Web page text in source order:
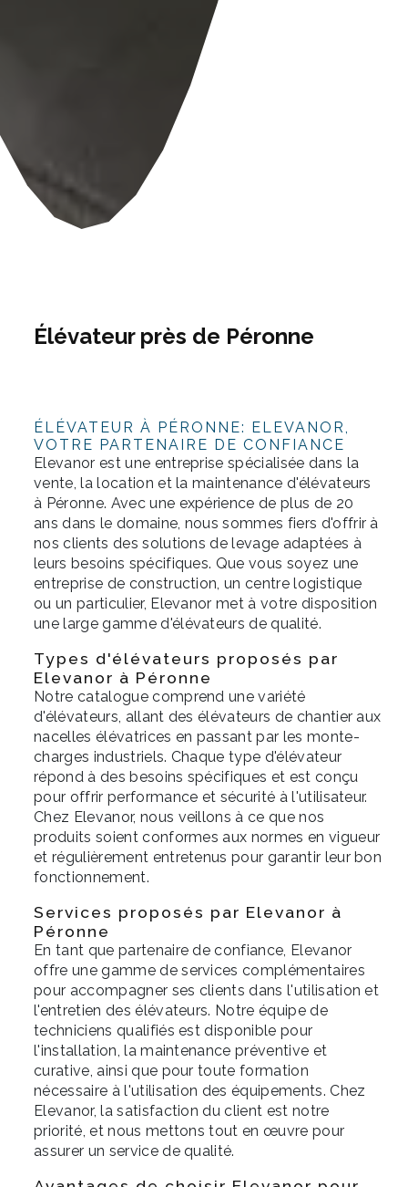
Élévateur près de Péronne
ÉLÉVATEUR À PÉRONNE: ELEVANOR,
VOTRE PARTENAIRE DE CONFIANCE
Elevanor est une entreprise spécialisée dans la
vente, la location et la maintenance d'élévateurs
à Péronne. Avec une expérience de plus de 20
ans dans le domaine, nous sommes fiers d'offrir à
nos clients des solutions de levage adaptées à
leurs besoins spécifiques. Que vous soyez une
entreprise de construction, un centre logistique
ou un particulier, Elevanor met à votre disposition
une large gamme d'élévateurs de qualité.
Types d'élévateurs proposés par
Elevanor à Péronne
Notre catalogue comprend une variété
d'élévateurs, allant des élévateurs de chantier aux
nacelles élévatrices en passant par les monte-
charges industriels. Chaque type d'élévateur
répond à des besoins spécifiques et est conçu
pour offrir performance et sécurité à l'utilisateur.
Chez Elevanor, nous veillons à ce que nos
produits soient conformes aux normes en vigueur
et régulièrement entretenus pour garantir leur bon
fonctionnement.
Services proposés par Elevanor à
Péronne
En tant que partenaire de confiance, Elevanor
offre une gamme de services complémentaires
pour accompagner ses clients dans l'utilisation et
l'entretien des élévateurs. Notre équipe de
techniciens qualifiés est disponible pour
l'installation, la maintenance préventive et
curative, ainsi que pour toute formation
nécessaire à l'utilisation des équipements. Chez
Elevanor, la satisfaction du client est notre
priorité, et nous mettons tout en œuvre pour
assurer un service de qualité.